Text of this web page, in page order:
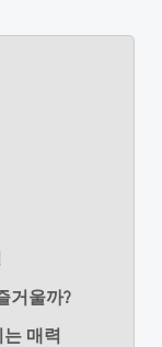
거울까?
매력